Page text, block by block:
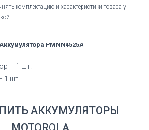
комплектацию и характеристики товара у
PMNN4525A
— 1 шт.
1 шт.
АККУМУЛЯТОРЫ
MOTOROLA